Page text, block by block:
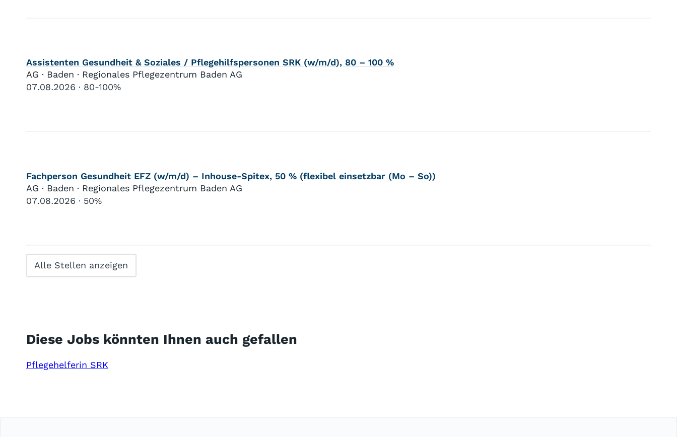
Assistenten Gesundheit & Soziales / Pflegehilfspersonen SRK (w/m/d), 80 – 100 %
AG · Baden · Regionales Pflegezentrum Baden AG
07.08.2026
80-100%
Fachperson Gesundheit EFZ (w/m/d) – Inhouse-Spitex, 50 % (flexibel einsetzbar (Mo – So))
AG · Baden · Regionales Pflegezentrum Baden AG
07.08.2026
50%
Alle Stellen anzeigen
Diese Jobs könnten Ihnen auch gefallen
Pflegehelferin SRK